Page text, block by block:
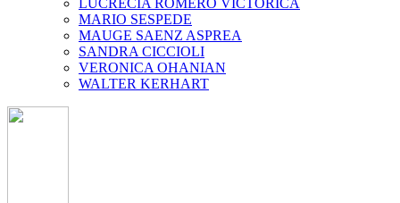
MARIO SESPEDE
MAUGE SAENZ ASPREA
SANDRA CICCIOLI
VERONICA OHANIAN
WALTER KERHART